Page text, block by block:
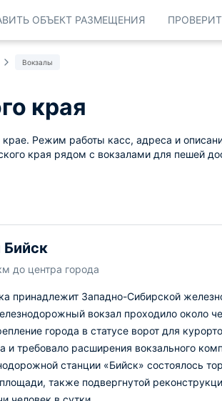
ОБЪЕКТ РАЗМЕЩЕНИЯ
Вокзалы
края
Режим работы касс, адреса и
края рядом с вокзалами для пешей
до центра города
принадлежит Западно-Сибирской
вокзал проходило около
города в статусе ворот для
и требовало расширения вокзального
станции «Бийск» состоялось
также подвергнутой